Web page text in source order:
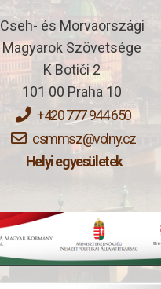
Cseh- és Morvaországi
Magyarok Szövetsége​
K Botiči 2​
101 00 Praha 10​
+420 777 944 650
csmmsz@volny.cz
Helyi egyesületek